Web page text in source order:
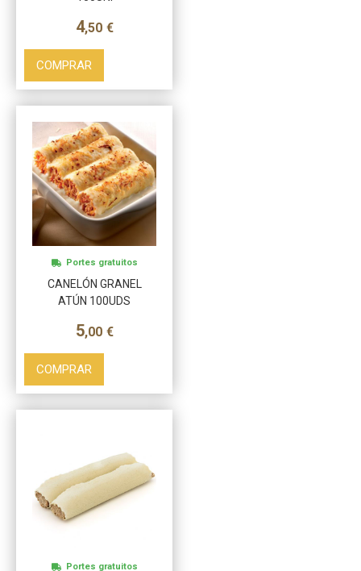
4,50 €
COMPRAR
CANELÓN GRANEL
ATÚN 100UDS
5,00 €
Portes gratuitos
COMPRAR
Portes gratuitos